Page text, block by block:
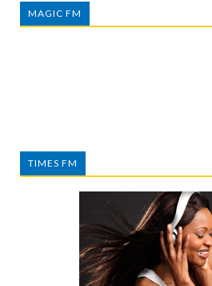
MAGIC FM
TIMES FM